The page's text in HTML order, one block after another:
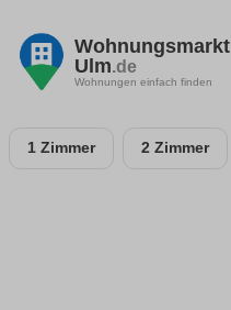
Wohnungsmarkt
Ulm.de
Wohnungen einfach finden
1 Zimmer 2 Zimmer